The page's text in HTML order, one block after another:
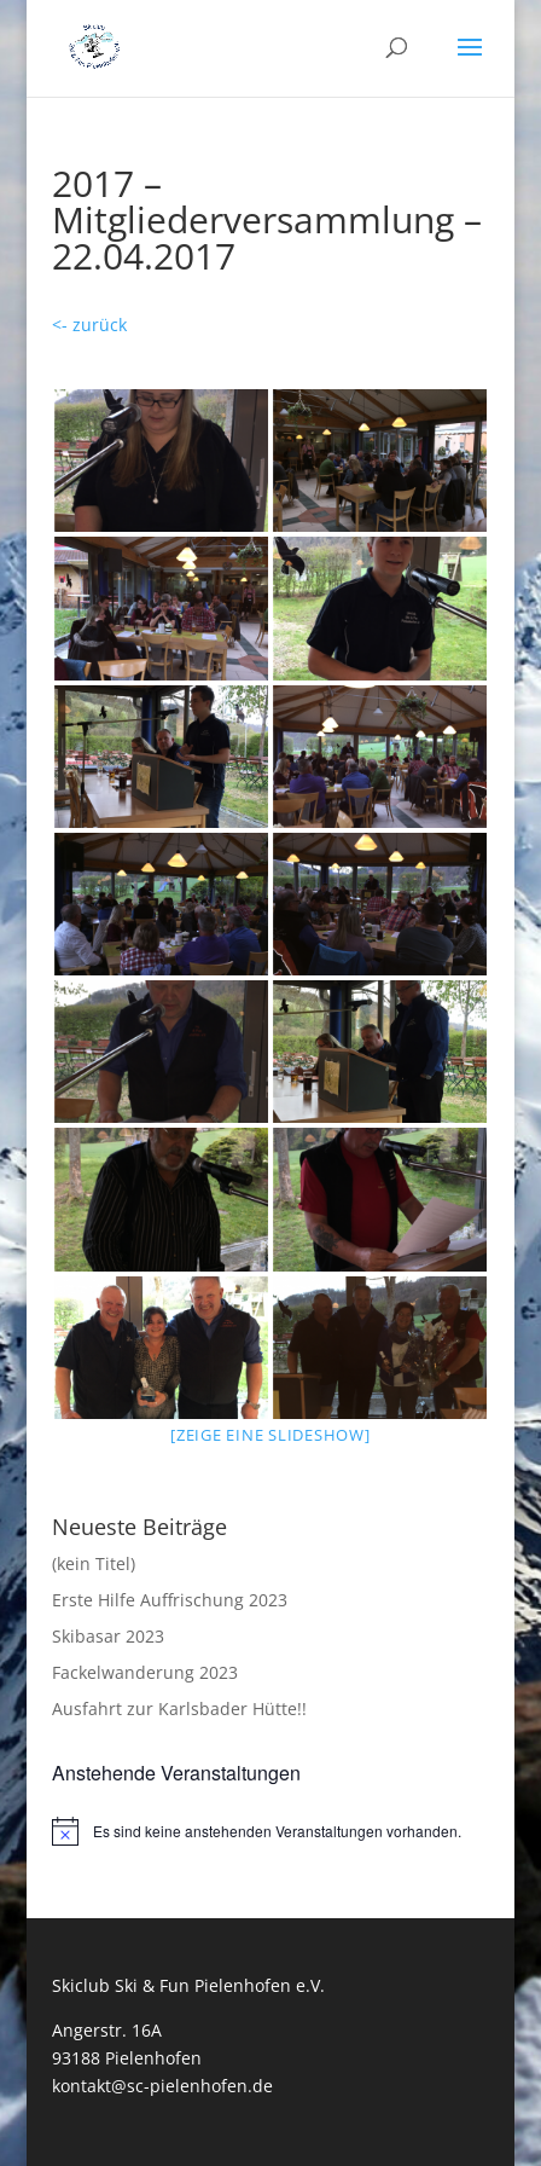
2017 –
Mitgliederversammlung –
22.04.2017
<- zurück
[ZEIGE EINE SLIDESHOW]
Neueste Beiträge
(kein Titel)
Erste Hilfe Auffrischung 2023
Skibasar 2023
Fackelwanderung 2023
Ausfahrt zur Karlsbader Hütte!!
Anstehende Veranstaltungen
HinweisEs sind keine anstehenden Veranstaltungen vorhanden.
Skiclub Ski & Fun Pielenhofen e.V.
Angerstr. 16A
93188 Pielenhofen
kontakt@sc-pielenhofen.de